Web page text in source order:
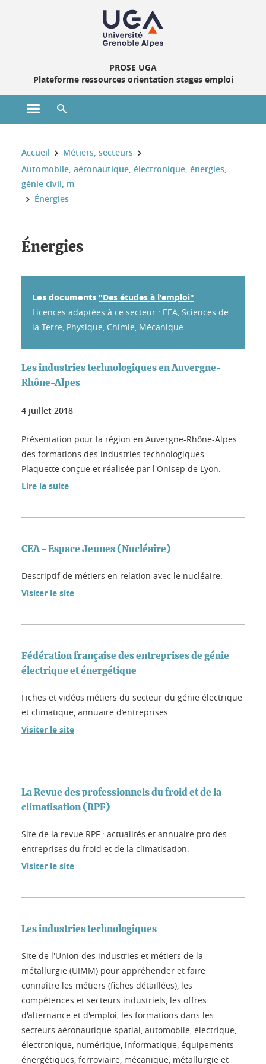
PROSE UGA
Plateforme ressources orientation stages emploi
Ouvrir le menu principal
Vous êtes ici :
Accueil
Métiers, secteurs
Automobile, aéronautique, électronique, énergies,
génie civil, m
Énergies
Énergies
Les documents "Des études à l'emploi"
Licences adaptées à ce secteur : EEA, Sciences de
la Terre, Physique, Chimie, Mécanique.
Les industries technologiques en Auvergne-
Rhône-Alpes
4 juillet 2018
Présentation pour la région en Auvergne-Rhône-Alpes
des formations des industries technologiques.
Plaquette conçue et réalisée par l'Onisep de Lyon.
Lire la suite
CEA - Espace Jeunes (Nucléaire)
Descriptif de métiers en relation avec le nucléaire.
Visiter le site
Fédération française des entreprises de génie
électrique et énergétique
Fiches et vidéos métiers du secteur du génie électrique
et climatique, annuaire d’entreprises.
Visiter le site
La Revue des professionnels du froid et de la
climatisation (RPF)
Site de la revue RPF : actualités et annuaire pro des
entreprises du froid et de la climatisation.
Visiter le site
Les industries technologiques
Site de l'Union des industries et métiers de la
métallurgie (UIMM) pour appréhender et faire
connaître les métiers (fiches détaillées), les
compétences et secteurs industriels, les offres
d'alternance et d'emploi, les formations dans les
secteurs aéronautique spatial, automobile, électrique,
électronique, numérique, informatique, équipements
énergétiques, ferroviaire, mécanique, métallurgie et